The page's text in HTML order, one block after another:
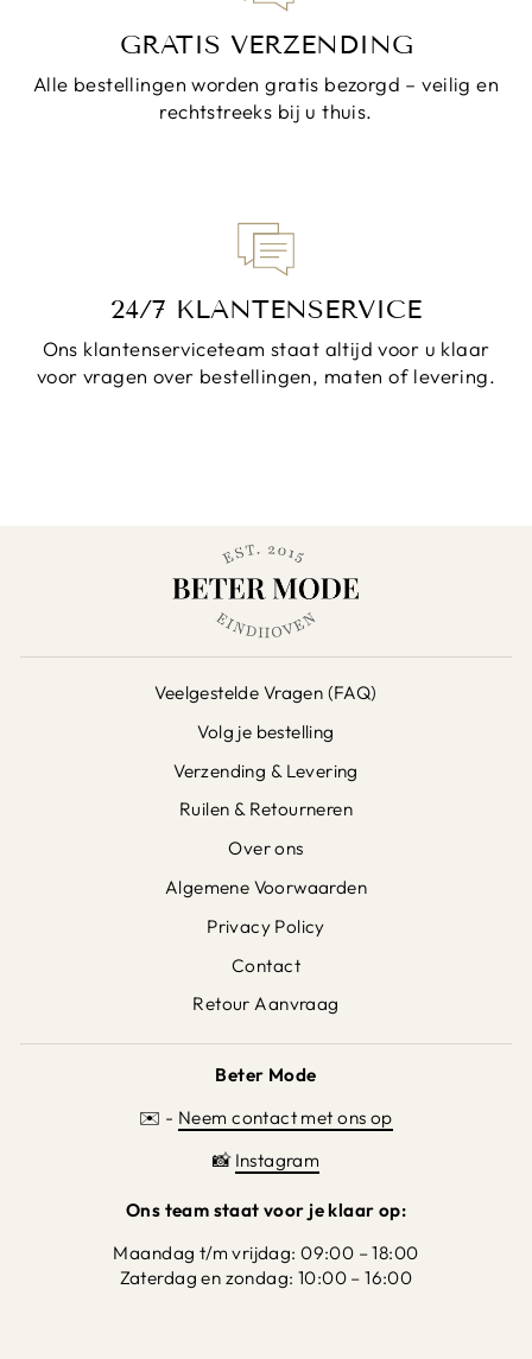
GRATIS VERZENDING
Alle bestellingen worden gratis bezorgd – veilig en
rechtstreeks bij u thuis.
24/7 KLANTENSERVICE
Ons klantenserviceteam staat altijd voor u klaar
voor vragen over bestellingen, maten of levering.
Veelgestelde Vragen (FAQ)
Volg je bestelling
Verzending & Levering
Ruilen & Retourneren
Over ons
Algemene Voorwaarden
Privacy Policy
Contact
Retour Aanvraag
Beter Mode
✉️ - Neem contact met ons op
📸 Instagram
Ons team staat voor je klaar op:
Maandag t/m vrijdag: 09:00 – 18:00
Zaterdag en zondag: 10:00 – 16:00